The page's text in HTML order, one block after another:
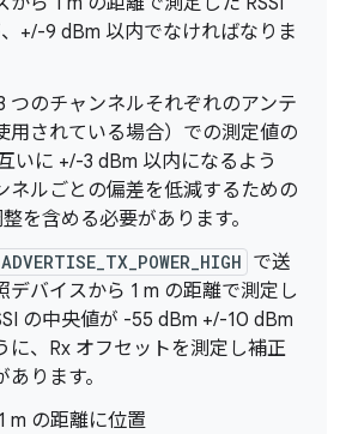
+/-9 dBm 以内でなければなりま
つのチャンネルそれぞれのアンテ
用されている場合）での測定値の
いに +/-3 dBm 以内になるよう
ネルごとの偏差を低減するための
を含める必要があります。
ADVERTISE_TX_POWER_HIGH で送
デバイスから 1 m の距離で測定し
の中央値が -55 dBm +/-10 dBm
に、Rx オフセットを測定し補正
ります。
m の距離に位置